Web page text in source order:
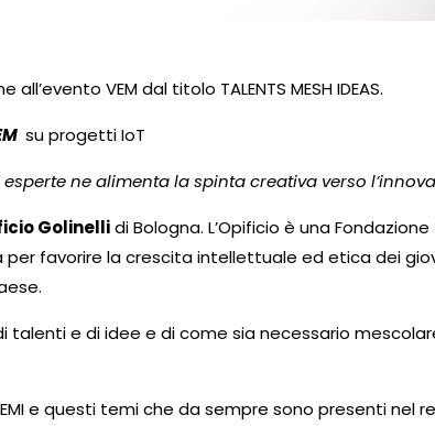
VEM dal titolo TALENTS MESH IDEAS.
su progetti IoT
ne alimenta la spinta creativa verso
Golinellidi Bologna. L’Opificio è una
favorire la crescita intellettuale ed etica dei
talenti e di idee e di come sia necessario
e questi temi che da sempre sono presenti nel